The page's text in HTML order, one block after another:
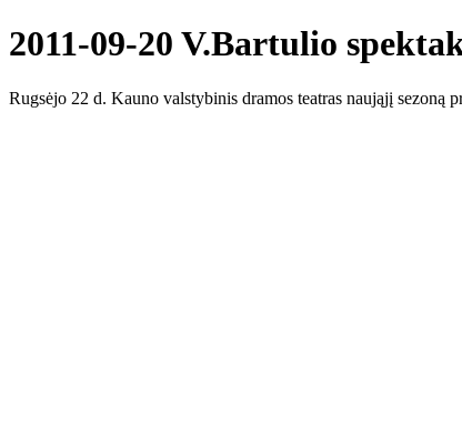
2011-09-20 V.Bartulio
Rugsėjo 22 d. Kauno valstybinis dramos teatras naująjį sezoną